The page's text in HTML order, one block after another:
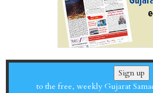
Sign up
to the free, weekly Gujarat